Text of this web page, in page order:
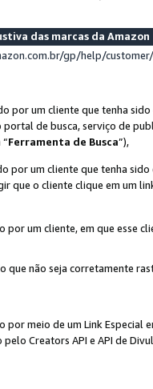
das marcas da Amazon
gp/help/
por um cliente que tenha
portal de busca, serviço de
Ferramenta de Busca”),
por um cliente que tenha
que o cliente clique em um
um cliente, em que esse
que não seja corretamente
meio de um Link Especial
Creators API e API de